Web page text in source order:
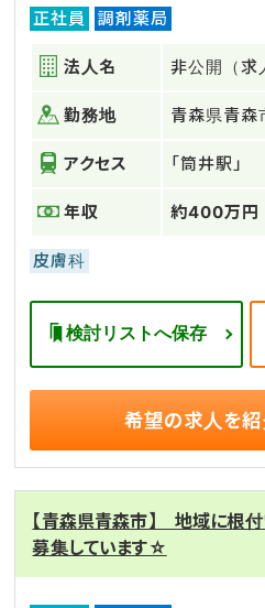
正社員 調剤薬局
法人名 非公開（求
勤務地 青森県青森
アクセス 「筒井駅」
年収 約400万円
皮膚科
検討リストへ保存
希望の求人を紹
【青森県青森市】 地域に根
募集しています☆